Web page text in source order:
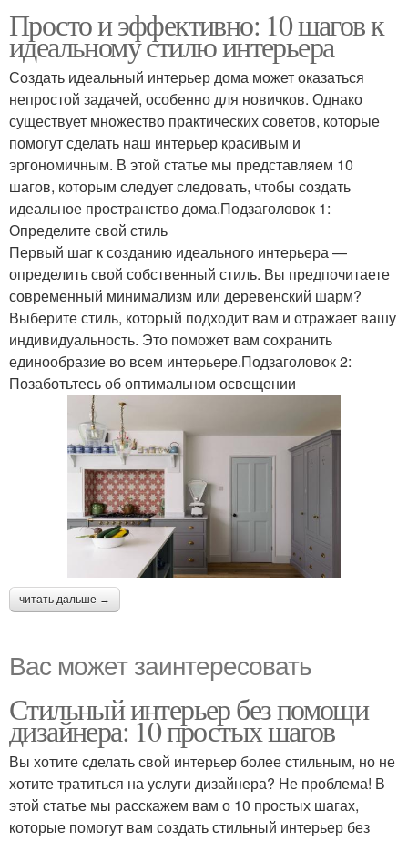
Просто и эффективно: 10 шагов к
идеальному стилю интерьера
Создать идеальный интерьер дома может оказаться
непростой задачей, особенно для новичков. Однако
существует множество практических советов, которые
помогут сделать наш интерьер красивым и
эргономичным. В этой статье мы представляем 10
шагов, которым следует следовать, чтобы создать
идеальное пространство дома.Подзаголовок 1:
Определите свой стиль
Первый шаг к созданию идеального интерьера —
определить свой собственный стиль. Вы предпочитаете
современный минимализм или деревенский шарм?
Выберите стиль, который подходит вам и отражает вашу
индивидуальность. Это поможет вам сохранить
единообразие во всем интерьере.Подзаголовок 2:
Позаботьтесь об оптимальном освещении
читать дальше →
Вас может заинтересовать
Стильный интерьер без помощи
дизайнера: 10 простых шагов
Вы хотите сделать свой интерьер более стильным, но не
хотите тратиться на услуги дизайнера? Не проблема! В
этой статье мы расскажем вам о 10 простых шагах,
которые помогут вам создать стильный интерьер без